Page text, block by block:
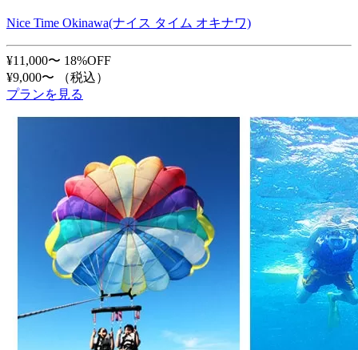
Nice Time Okinawa(ナイス タイム オキナワ)
¥11,000〜 18%OFF
¥9,000〜
（税込）
プランを見る